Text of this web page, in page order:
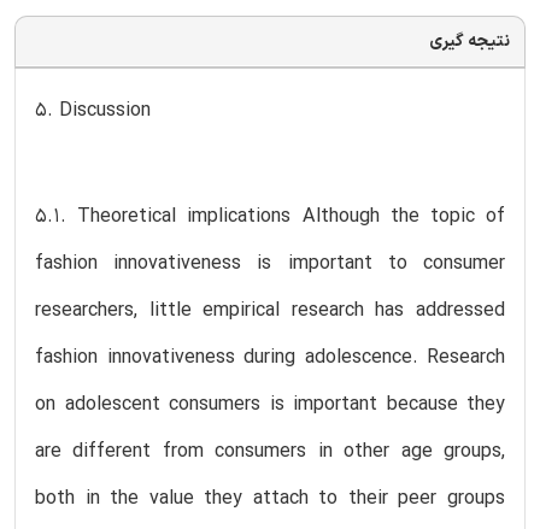
نتیجه گیری
5. Discussion
5.1. Theoretical implications Although the topic of
fashion innovativeness is important to consumer
researchers, little empirical research has addressed
fashion innovativeness during adolescence. Research
on adolescent consumers is important because they
are different from consumers in other age groups,
both in the value they attach to their peer groups